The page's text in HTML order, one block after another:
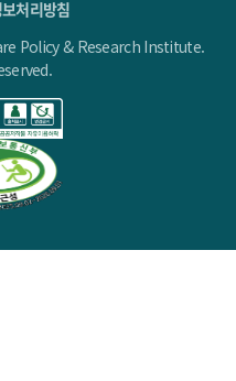
처리방침
Policy & Research Institute.